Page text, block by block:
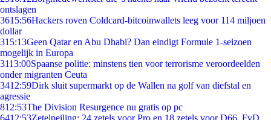
ontslagen
3615:56Hackers roven Coldcard-bitcoinwallets leeg voor 114 miljoen
dollar
315:13Geen Qatar en Abu Dhabi? Dan eindigt Formule 1-seizoen
mogelijk in Europa
3113:00Spaanse politie: minstens tien voor terrorisme veroordeelden
onder migranten Ceuta
3412:59Dirk sluit supermarkt op de Wallen na golf van diefstal en
agressie
812:53The Division Resurgence nu gratis op pc
6412:53Zetelpeiling: 24 zetels voor Pro en 18 zetels voor D66, FvD,